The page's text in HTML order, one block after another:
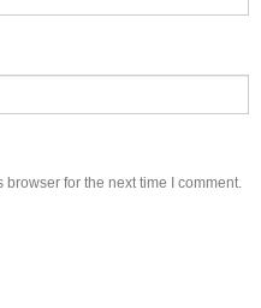
for the next time I comment.